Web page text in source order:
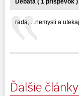
Debata ( 1 príspevok )
rada,....nemysli a
Ďalšie